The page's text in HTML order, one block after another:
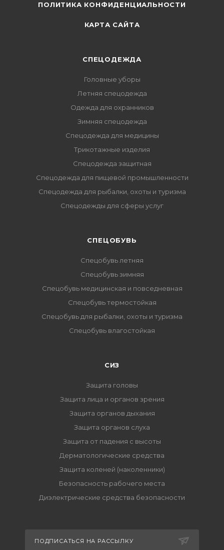
ПОЛИТИКА КОНФИДЕНЦИАЛЬНОСТИ
КАРТА САЙТА
СПЕЦОДЕЖДА
Головные уборы
Летняя спецодежда
Одежда для охранников
Зимняя спецодежда
Спецодежда для медицины
Трикотажные изделия
Спецодежда защитная
Спецодежда для пищевой промышленности
Спецодежда для рыбалки, охоты и туризма
Спецодежды для сферы услуг
CПЕЦОБУВЬ
Спецобувь летняя
Спецобувь зимняя
Спецобувь медицинская и повседневная
Спецобувь термостойкая
Спецобувь для рыбалки, охоты и туризма
Спецобувь влагостойкая
СИЗ
Защита головы
Защита лица и органов зрения
Защита органов дыхания
Защита органов слуха
Защита от падения с высоты
Дерматологические средства
Защита коленей (наколенники)
Безопасность рабочего места
Диэлектрические средства безопасности
ПОДПИСАТЬСЯ НА РАССЫЛКУ